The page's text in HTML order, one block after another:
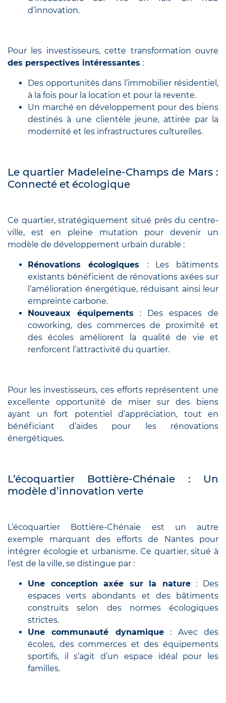
d’innovation.
Pour les investisseurs, cette transformation ouvre
des perspectives intéressantes :
Des opportunités dans l’immobilier résidentiel,
à la fois pour la location et pour la revente.
Un marché en développement pour des biens
destinés à une clientèle jeune, attirée par la
modernité et les infrastructures culturelles.
Le quartier Madeleine-Champs de Mars :
Connecté et écologique
Ce quartier, stratégiquement situé près du centre-
ville, est en pleine mutation pour devenir un
modèle de développement urbain durable :
Rénovations écologiques : Les bâtiments
existants bénéficient de rénovations axées sur
l’amélioration énergétique, réduisant ainsi leur
empreinte carbone.
Nouveaux équipements : Des espaces de
coworking, des commerces de proximité et
des écoles améliorent la qualité de vie et
renforcent l’attractivité du quartier.
Pour les investisseurs, ces efforts représentent une
excellente opportunité de miser sur des biens
ayant un fort potentiel d’appréciation, tout en
bénéficiant d’aides pour les rénovations
énergétiques.
L’écoquartier Bottière-Chénaie : Un
modèle d’innovation verte
L’écoquartier Bottière-Chénaie est un autre
exemple marquant des efforts de Nantes pour
intégrer écologie et urbanisme. Ce quartier, situé à
l’est de la ville, se distingue par :
Une conception axée sur la nature: Des
espaces verts abondants et des bâtiments
construits selon des normes écologiques
strictes.
Une communauté dynamique: Avec des
écoles, des commerces et des équipements
sportifs, il s’agit d’un espace idéal pour les
familles.